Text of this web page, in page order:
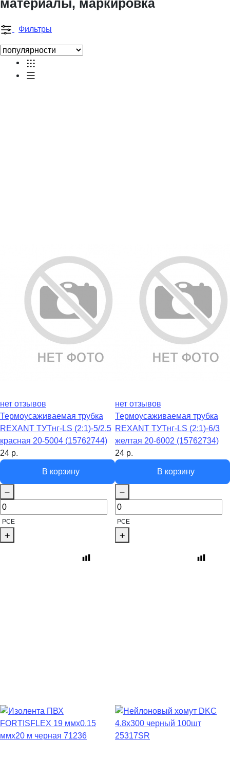
материалы, маркировка
Фильтры
нет отзывов
Термоусаживаемая трубка
REXANT ТУТнг-LS (2:1)-5/2.5
красная 20-5004 (15762744)
24 р.
В корзину
PCE
нет отзывов
Термоусаживаемая трубка
REXANT ТУТнг-LS (2:1)-6/3
желтая 20-6002 (15762734)
24 р.
В корзину
PCE